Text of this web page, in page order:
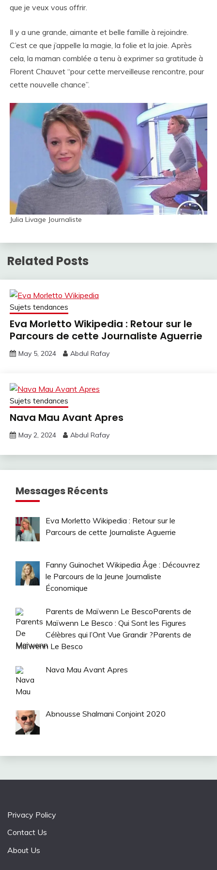
que je veux vous offrir.
Il y a une grande, aimante et belle famille à rejoindre.
C’est ce que j’appelle la magie, la folie et la joie. Après
cela, la maman comblée a tenu à exprimer sa gratitude à
Florent Chauvet “pour cette merveilleuse rencontre, pour
cette nouvelle chance”.
Julia Livage Journaliste
Related Posts
Sujets tendances
Eva Morletto Wikipedia : Retour sur le
Parcours de cette Journaliste Aguerrie
May 5, 2024 Abdul Rafay
Sujets tendances
Nava Mau Avant Apres
May 2, 2024 Abdul Rafay
Messages Récents
Eva Morletto Wikipedia : Retour sur le
Parcours de cette Journaliste Aguerrie
Fanny Guinochet Wikipedia Âge : Découvrez
le Parcours de la Jeune Journaliste
Économique
Parents de Maïwenn Le BescoParents de
Maïwenn Le Besco : Qui Sont les Figures
Célèbres qui l’Ont Vue Grandir ?Parents de
Maïwenn Le Besco
Nava Mau Avant Apres
Abnousse Shalmani Conjoint 2020
Privacy Policy
Contact Us
About Us